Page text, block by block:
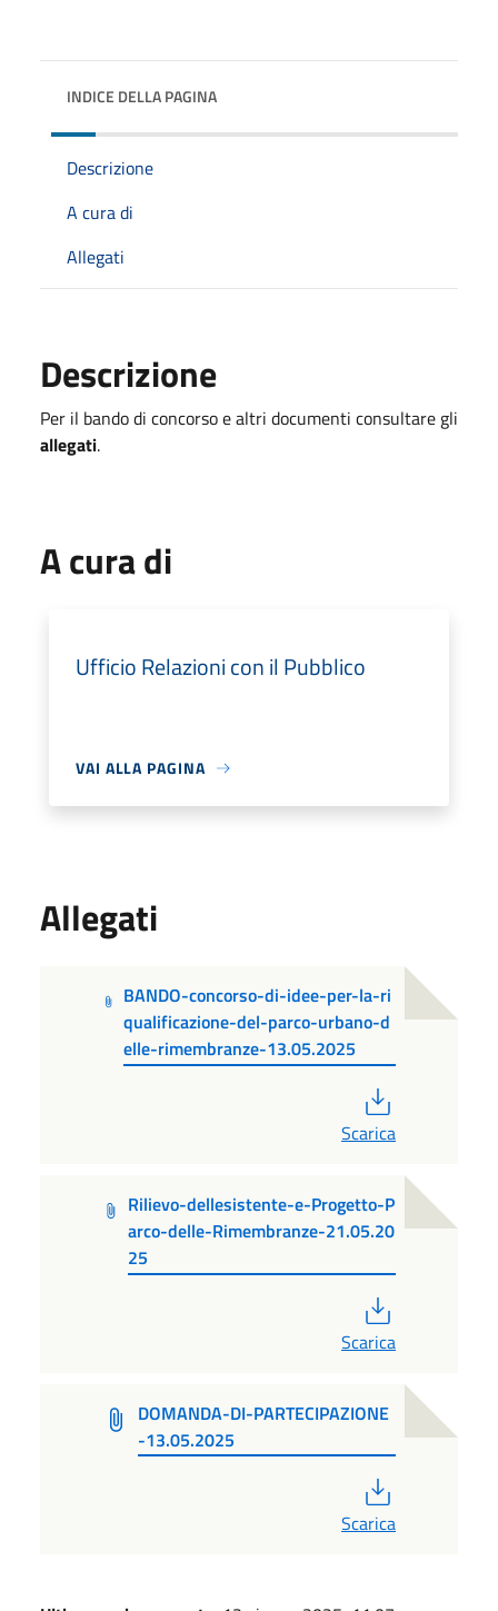
INDICE DELLA PAGINA
Descrizione
A cura di
Allegati
Descrizione
Per il bando di concorso e altri documenti consultare gli
allegati.
A cura di
Ufficio Relazioni con il Pubblico
VAI ALLA PAGINA
Allegati
BANDO-concorso-di-idee-per-la-ri
qualificazione-del-parco-urbano-d
elle-rimembranze-13.05.2025
Scarica
Rilievo-dellesistente-e-Progetto-P
arco-delle-Rimembranze-21.05.20
25
Scarica
DOMANDA-DI-PARTECIPAZIONE
-13.05.2025
Scarica